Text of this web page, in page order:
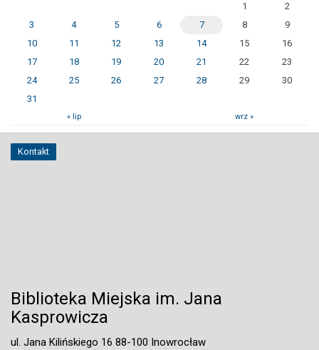
1
2
3
4 5 6 7 8
9
10
11 12 13 14 15
16
17
18 19 20 21 22
23
24
25 26 27 28 29
30
31
« lip wrz »
Kontakt
Biblioteka Miejska im. Jana
Kasprowicza
ul. Jana Kilińskiego 16 88-100 Inowrocław